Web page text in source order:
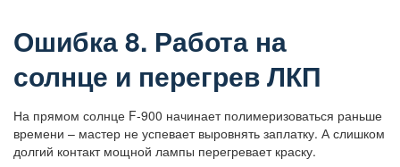
Ошибка 8. Работа на
солнце и перегрев ЛКП
На прямом солнце F-900 начинает полимеризоваться раньше
времени – мастер не успевает выровнять заплатку. А слишком
долгий контакт мощной лампы перегревает краску.